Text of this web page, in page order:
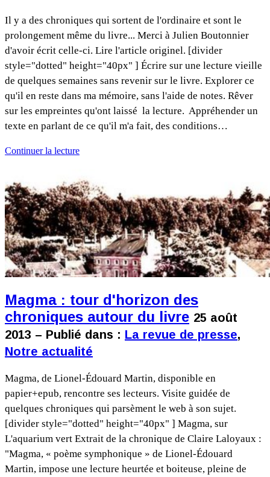
Il y a des chroniques qui sortent de l'ordinaire et sont le
prolongement même du livre... Merci à Julien Boutonnier
d'avoir écrit celle-ci. Lire l'article originel. [divider
style="dotted" height="40px" ] Écrire sur une lecture vieille
de quelques semaines sans revenir sur le livre. Explorer ce
qu'il en reste dans ma mémoire, sans l'aide de notes. Rêver
sur les empreintes qu'ont laissé la lecture. Appréhender un
texte en parlant de ce qu'il m'a fait, des conditions…
Continuer la lecture
Magma : tour d'horizon des
chroniques autour du livre 25 août
2013 – Publié dans : La revue de presse,
Notre actualité
Magma, de Lionel-Édouard Martin, disponible en
papier+epub, rencontre ses lecteurs. Visite guidée de
quelques chroniques qui parsèment le web à son sujet.
[divider style="dotted" height="40px" ] Magma, sur
L'aquarium vert Extrait de la chronique de Claire Laloyaux :
"Magma, « poème symphonique » de Lionel-Édouard
Martin, impose une lecture heurtée et boiteuse, pleine de